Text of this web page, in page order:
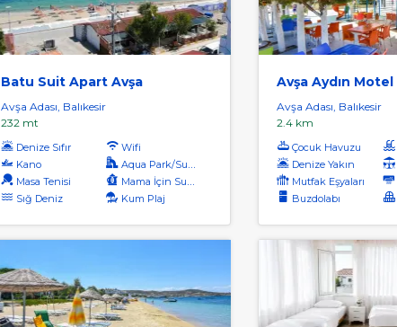
Batu Suit Apart Avşa
Avşa Adası, Balıkesir
232 mt
Denize Sıfır
Wifi
Kano
Aqua Park/Su Parkı
Masa Tenisi
Mama İçin Su Isıtıcı
Sığ Deniz
Kum Plaj
Avşa Aydın Motel
Avşa Adası, Balıkesir
2.4 km
Çocuk Havuzu
Denize Yakın
Mutfak Eşyaları
Buzdolabı